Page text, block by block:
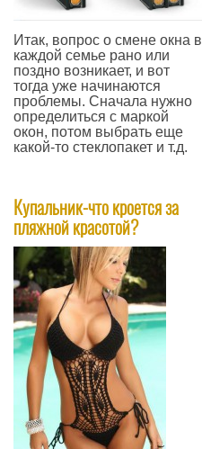
Итак, вопрос о смене окна в
каждой семье рано или
поздно возникает, и вот
тогда уже начинаются
проблемы. Сначала нужно
определиться с маркой
окон, потом выбрать еще
какой-то стеклопакет и т.д.
Купальник-что кроется за
пляжной красотой?